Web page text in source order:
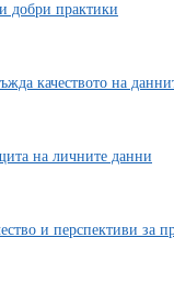
добри практики
качеството на
на личните данни
и перспективи за